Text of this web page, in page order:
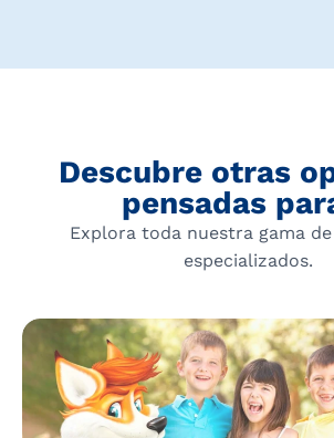
Descubre otras
pensadas
Explora toda nuestra gama
especializados.